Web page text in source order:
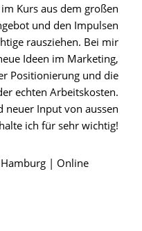
Kurs aus dem großen
und den Impulsen
rausziehen. Bei mir
Ideen im Marketing,
Positionierung und die
echten Arbeitskosten.
neuer Input von aussen
halte ich für sehr wichtig!
| Online